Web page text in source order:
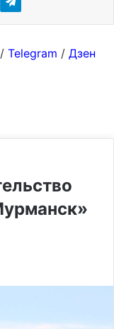
/ Telegram / Дзен